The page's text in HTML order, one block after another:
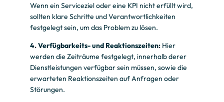
Wenn ein Serviceziel oder eine KPI nicht erfüllt wird,
sollten klare Schritte und Verantwortlichkeiten
festgelegt sein, um das Problem zu lösen.
4. Verfügbarkeits- und Reaktionszeiten: Hier
werden die Zeiträume festgelegt, innerhalb derer
Dienstleistungen verfügbar sein müssen, sowie die
erwarteten Reaktionszeiten auf Anfragen oder
Störungen.